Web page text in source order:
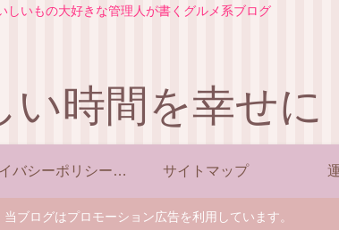
しいもの大好きな管理人が書くグルメ系ブログ
い時間を幸せに
プライバシーポリシー （改正電気通信事業法に関する事項を含む） サイトマップ
当ブログはプロモーション広告を利用しています。